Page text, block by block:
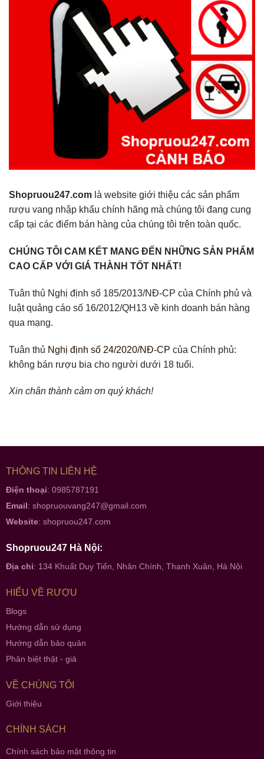
Shopruou247.com là website giới thiệu các sản phẩm
rượu vang nhập khẩu chính hãng mà chúng tôi đang cung
cấp tại các điểm bán hàng của chúng tôi trên toàn quốc.
CHÚNG TÔI CAM KẾT MANG ĐẾN NHỮNG SẢN PHẨM
CAO CẤP VỚI GIÁ THÀNH TỐT NHẤT!
Tuân thủ Nghị định số 185/2013/NĐ-CP của Chính phủ và
luật quảng cáo số 16/2012/QH13 về kinh doanh bán hàng
qua mạng.
Tuân thủ Nghị định số 24/2020/NĐ-CP của Chính phủ:
không bán rượu bia cho người dưới 18 tuổi.
Xin chân thành cảm ơn quý khách!
THÔNG TIN LIÊN HỆ
Điện thoại: 0985787191
Email: shopruouvang247@gmail.com
Website: shopruou247.com
Shopruou247 Hà Nội:
Địa chỉ: 134 Khuất Duy Tiến, Nhân Chính, Thanh Xuân, Hà Nội
HIỂU VỀ RƯỢU
Blogs
Hướng dẫn sử dụng
Hướng dẫn bảo quản
Phân biệt thật - giả
VỀ CHÚNG TÔI
Giới thiệu
CHÍNH SÁCH
Chính sách bảo mật thông tin